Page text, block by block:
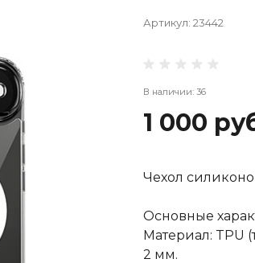
Артикул: 23442
В наличии: 36
1 000
Чехол
Основные
Материал: TPU
2 мм.